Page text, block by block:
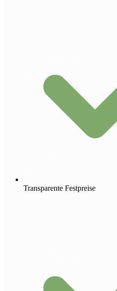
Transparente Festpreise